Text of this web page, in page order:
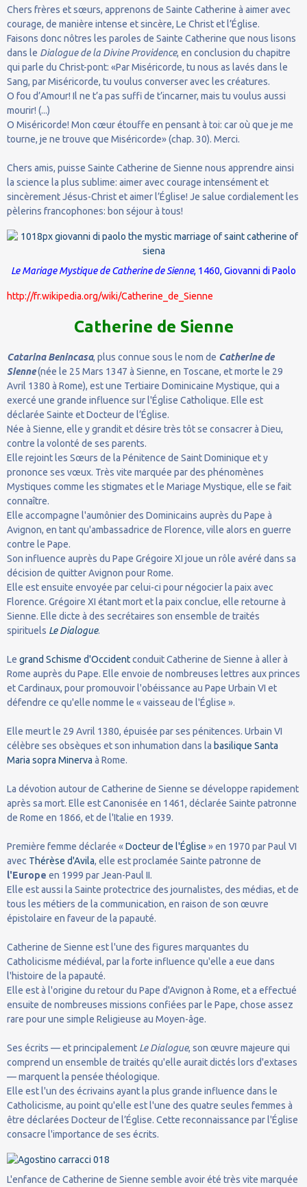
Chers frères et sœurs, apprenons de Sainte Catherine à aimer avec
courage, de manière intense et sincère, Le Christ et l’Église.
Faisons donc nôtres les paroles de Sainte Catherine que nous lisons
dans le Dialogue de la Divine Providence, en conclusion du chapitre
qui parle du Christ-pont: «Par Miséricorde, tu nous as lavés dans le
Sang, par Miséricorde, tu voulus converser avec les créatures.
O fou d’Amour! Il ne t’a pas suffi de t’incarner, mais tu voulus aussi
mourir! (...)
O Miséricorde! Mon cœur étouffe en pensant à toi: car où que je me
tourne, je ne trouve que Miséricorde» (chap. 30). Merci.
Chers amis, puisse Sainte Catherine de Sienne nous apprendre ainsi
la science la plus sublime: aimer avec courage intensément et
sincèrement Jésus-Christ et aimer l’Église! Je salue cordialement les
pèlerins francophones: bon séjour à tous!
Le Mariage Mystique de Catherine de Sienne, 1460, Giovanni di Paolo
http://fr.wikipedia.org/wiki/Catherine_de_Sienne
Catherine de Sienne
Catarina Benincasa, plus connue sous le nom de Catherine de
Sienne(née le 25 Mars 1347 à Sienne, en Toscane, et morte le 29
Avril 1380 à Rome), est une Tertiaire Dominicaine Mystique, qui a
exercé une grande influence sur l'Église Catholique. Elle est
déclarée Sainte et Docteur de l’Église.
Née à Sienne, elle y grandit et désire très tôt se consacrer à Dieu,
contre la volonté de ses parents.
Elle rejoint les Sœurs de la Pénitence de Saint Dominique et y
prononce ses vœux. Très vite marquée par des phénomènes
Mystiques comme les stigmates et le Mariage Mystique, elle se fait
connaître.
Elle accompagne l'aumônier des Dominicains auprès du Pape à
Avignon, en tant qu'ambassadrice de Florence, ville alors en guerre
contre le Pape.
Son influence auprès du Pape Grégoire XI joue un rôle avéré dans sa
décision de quitter Avignon pour Rome.
Elle est ensuite envoyée par celui-ci pour négocier la paix avec
Florence. Grégoire XI étant mort et la paix conclue, elle retourne à
Sienne. Elle dicte à des secrétaires son ensemble de traités
spirituels Le Dialogue.
Le grand Schisme d'Occidentconduit Catherine de Sienne à aller à
Rome auprès du Pape. Elle envoie de nombreuses lettres aux princes
et Cardinaux, pour promouvoir l'obéissance au Pape Urbain VI et
défendre ce qu'elle nomme le « vaisseau de l'Église ».
Elle meurt le 29 Avril 1380, épuisée par ses pénitences. Urbain VI
célèbre ses obsèques et son inhumation dans la basilique Santa
Maria sopra Minerva à Rome.
La dévotion autour de Catherine de Sienne se développe rapidement
après sa mort. Elle est Canonisée en 1461, déclarée Sainte patronne
de Rome en 1866, et de l'Italie en 1939.
Première femme déclarée «Docteur de l'Église » en 1970 par Paul VI
avec Thérèse d'Avila, elle est proclamée Sainte patronne de
l'Europe en 1999 par Jean-Paul II.
Elle est aussi la Sainte protectrice des journalistes, des médias, et de
tous les métiers de la communication, en raison de son œuvre
épistolaire en faveur de la papauté.
Catherine de Sienne est l'une des figures marquantes du
Catholicisme médiéval, par la forte influence qu'elle a eue dans
l'histoire de la papauté.
Elle est à l'origine du retour du Pape d'Avignon à Rome, et a effectué
ensuite de nombreuses missions confiées par le Pape, chose assez
rare pour une simple Religieuse au Moyen-âge.
Ses écrits — et principalement Le Dialogue, son œuvre majeure qui
comprend un ensemble de traités qu'elle aurait dictés lors d'extases
— marquent la pensée théologique.
Elle est l'un des écrivains ayant la plus grande influence dans le
Catholicisme, au point qu'elle est l'une des quatre seules femmes à
être déclarées Docteur de l’Église. Cette reconnaissance par l'Église
consacre l'importance de ses écrits.
L'enfance de Catherine de Sienne semble avoir été très vite marquée